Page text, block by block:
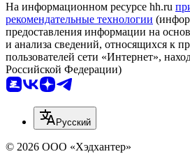
На информационном ресурсе hh.ru
рекомендательные технологии
предоставления информации на
и анализа сведений, относящихся к
пользователей сети «Интернет»,
Российской Федерации)
Русский
© 2026 ООО «Хэдхантер»